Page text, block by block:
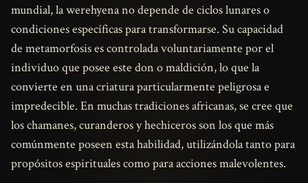
mundial, la werehyena no depende de ciclos lunares o
condiciones específicas para transformarse. Su capacidad
de metamorfosis es controlada voluntariamente por el
individuo que posee este don o maldición, lo que la
convierte en una criatura particularmente peligrosa e
impredecible. En muchas tradiciones africanas, se cree que
los chamanes, curanderos y hechiceros son los que más
comúnmente poseen esta habilidad, utilizándola tanto para
propósitos espirituales como para acciones malevolentes.